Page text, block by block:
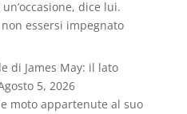
dice lui.
essersi impegnato
di James May: il lato
5, 2026
moto appartenute al suo